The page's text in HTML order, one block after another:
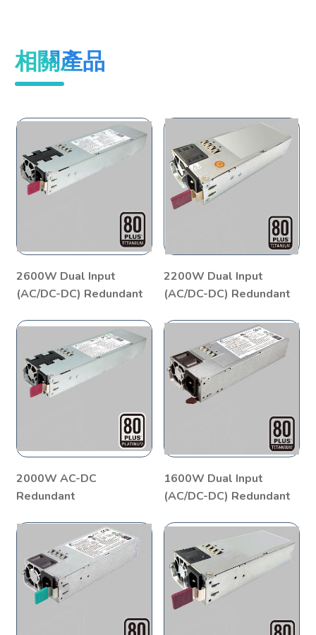
相關產品
2600W Dual Input
(AC/DC-DC) Redundant
2200W Dual Input
(AC/DC-DC) Redundant
2000W AC-DC
Redundant
1600W Dual Input
(AC/DC-DC) Redundant